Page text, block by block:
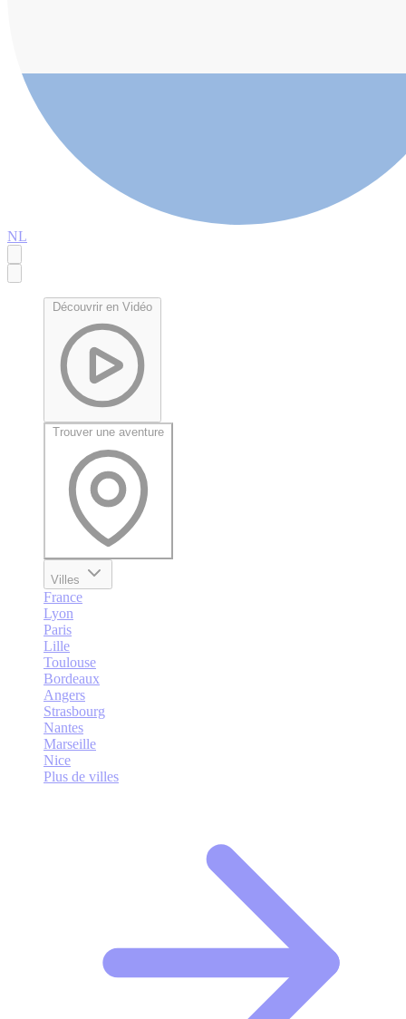
NL
Découvrir en Vidéo
Trouver une aventure
Villes
France
Lyon
Paris
Lille
Toulouse
Bordeaux
Angers
Strasbourg
Nantes
Marseille
Nice
Plus de villes